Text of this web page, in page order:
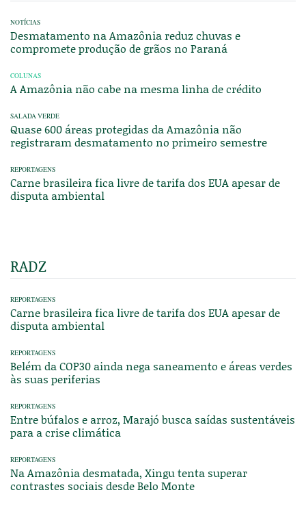
NOTÍCIAS
Desmatamento na Amazônia reduz chuvas e
compromete produção de grãos no Paraná
COLUNAS
A Amazônia não cabe na mesma linha de crédito
SALADA VERDE
Quase 600 áreas protegidas da Amazônia não
registraram desmatamento no primeiro semestre
REPORTAGENS
Carne brasileira fica livre de tarifa dos EUA apesar de
disputa ambiental
RADZ
REPORTAGENS
Carne brasileira fica livre de tarifa dos EUA apesar de
disputa ambiental
REPORTAGENS
Belém da COP30 ainda nega saneamento e áreas verdes
às suas periferias
REPORTAGENS
Entre búfalos e arroz, Marajó busca saídas sustentáveis
para a crise climática
REPORTAGENS
Na Amazônia desmatada, Xingu tenta superar
contrastes sociais desde Belo Monte